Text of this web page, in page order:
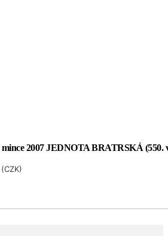
2007 JEDNOTA BRATRSKÁ (550.
(CZK)